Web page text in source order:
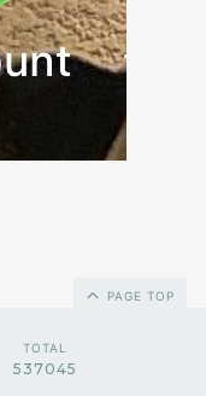
PAGE TOP
TOTAL
537045